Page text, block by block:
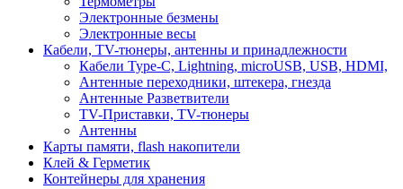
Электронные безмены
Электронные весы
Кабели, TV-тюнеры, антенны и принадлежности
Кабели Type-C, Lightning, microUSB, USB, HDMI,
Антенные переходники, штекера, гнезда
Антенные Разветвители
TV-Приставки, TV-тюнеры
Антенны
Карты памяти, flash накопители
Клей & Герметик
Контейнеры для хранения